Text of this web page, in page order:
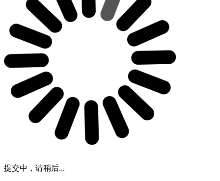
提交中，请稍后...